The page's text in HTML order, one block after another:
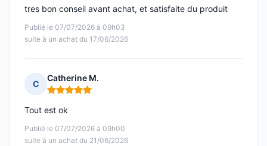
Publié le 07/07/2026 à 09h03
suite à un achat du 17/06/2026
tres bon conseil avant achat, et satisfaite du produit
C
Catherine M.
Note : 5 sur 5
Publié le 07/07/2026 à 09h00
suite à un achat du 21/06/2026
Tout est ok